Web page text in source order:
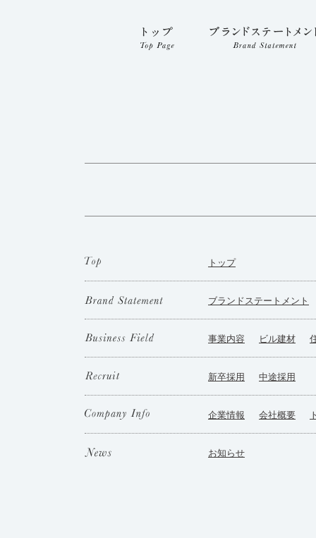
トップ
ブランドステートメント
事業内容 ビル建材
新卒採用 中途採用
企業情報 会社概要
お知らせ